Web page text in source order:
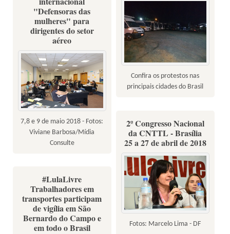
Confira os protestos nas
principais cidades do Brasil
"Defensoras das
mulheres" para
dirigentes do setor
aéreo
7,8 e 9 de maio 2018 - Fotos:
Viviane Barbosa/Mídia
Consulte
2º Congresso Nacional
da CNTTL - Brasília
25 a 27 de abril de 2018
Fotos: Marcelo Lima - DF
#LulaLivre
Trabalhadores em
transportes participam
de vigília em São
Bernardo do Campo e
em todo o Brasil